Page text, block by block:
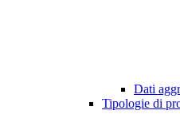
Dati
Tipologie di